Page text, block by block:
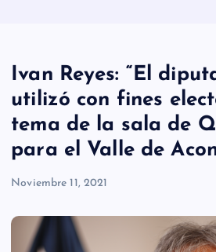
Ivan Reyes: “El
utilizó con fines
tema de la sala de
para el Valle de
Noviembre 11, 2021